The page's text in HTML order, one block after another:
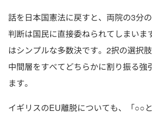
話を日本国憲法に戻すと、両院の3分の
判断は国民に直接委ねられてしまいま
はシンプルな多数決です。2択の選択
中間層をすべてどちらかに割り振る強
ます。
イギリスのEU離脱についても、「○○